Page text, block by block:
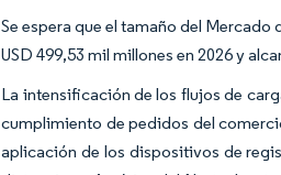
Se espera que el tamaño del Mercado
USD 499,53 mil millones en 2026 y
La intensificación de los flujos de
cumplimiento de pedidos del
aplicación de los dispositivos de